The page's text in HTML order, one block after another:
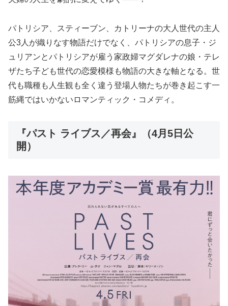
パトリシア、スティーブン、カトリーナの大人世代の主人
公3人が織りなす物語だけでなく、パトリシアの息子・ジ
ュリアンとパトリシアが雇う家政婦マグダレナの娘・テレ
ザたち子ども世代の恋愛模様も物語の大きな軸となる。世
代も職種も人生観も全く違う登場人物たちが巻き起こす一
筋縄ではいかないロマンティック・コメディ。
『パスト ライブス／再会』（4月5日公
開）